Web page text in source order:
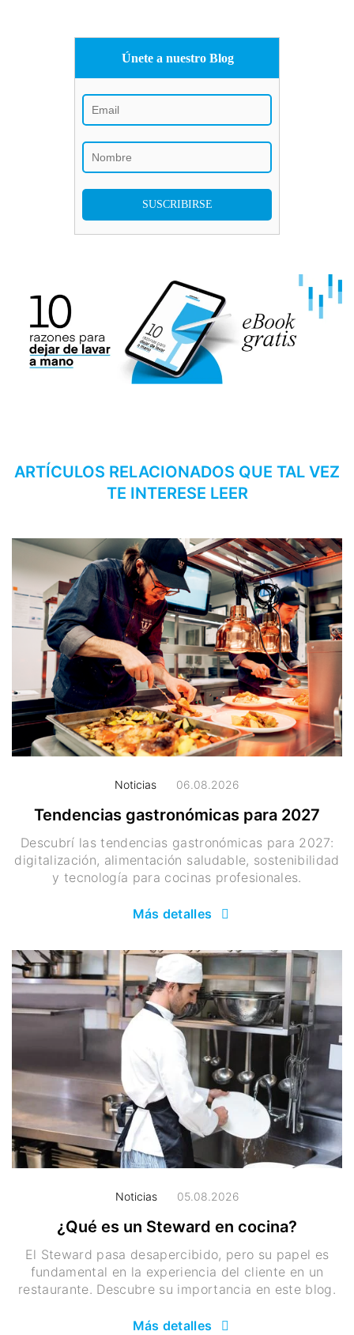
Únete a nuestro Blog
ARTÍCULOS RELACIONADOS QUE TAL VEZ
TE INTERESE LEER
Noticias 06.08.2026
Tendencias gastronómicas para 2027
Descubrí las tendencias gastronómicas para 2027:
digitalización, alimentación saludable, sostenibilidad
y tecnología para cocinas profesionales.
Más detalles
Noticias 05.08.2026
¿Qué es un Steward en cocina?
El Steward pasa desapercibido, pero su papel es
fundamental en la experiencia del cliente en un
restaurante. Descubre su importancia en este blog.
Más detalles